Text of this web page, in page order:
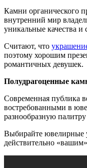
Камни органического
внутренний мир
уникальные качества
Считают, что
поэтому хорошим
романтичных девушек.
Полудрагоценные
Современная публика
востребованными в
разнообразную
Выбирайте ювелирные
действительно